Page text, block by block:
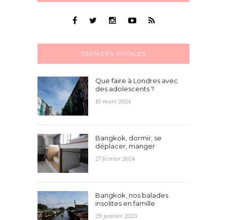
DERNIERS VOYAGES
Que faire à Londres avec
des adolescents ?
10 mars 2024
Bangkok, dormir, se
déplacer, manger
27 février 2024
Bangkok, nos balades
insolites en famille
29 janvier 2023